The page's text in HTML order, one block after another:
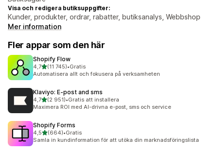
Visa och redigera butiksuppgifter:
Kunder, produkter, ordrar, rabatter, butiksanalys, Webbshop
Mer information
Fler appar som den här
Shopify Flow
4,7av 5 stjärnor
(11 745)
11745 recensioner totalt
•Gratis
Automatisera allt och fokusera på verksamheten
Klaviyo: E‑post and sms
4,7av 5 stjärnor
(2 951)
2951 recensioner totalt
•Gratis att installera
Maximera ROI med AI-drivna e-post, sms och service
Shopify Forms
4,5av 5 stjärnor
(664)
664 recensioner totalt
•Gratis
Samla in kundinformation för att utöka din marknadsföringslista